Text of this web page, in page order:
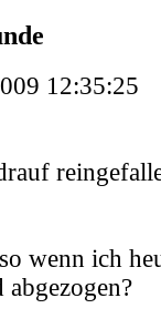
12:35:25
wenn ich